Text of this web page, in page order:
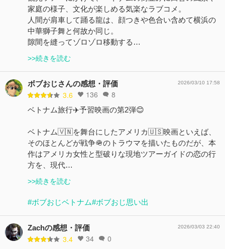
家庭の様子、文化が楽しめる気楽なラブコメ。
人間が肩車して踊る龍は、顔つきや色合い含めて横浜の
中華獅子舞と何故か同じ。
隙間を縫ってゾロゾロ移動する…
>>続きを読む
ボブおじさんの感想・評価
3.6 136 8
2026/03/10 17:58
ベトナム旅行✈️予習映画の第2弾😊
ベトナム🇻🇳を舞台にしたアメリカ🇺🇸映画といえば、
そのほとんどが戦争🪖のトラウマを描いたものだが、本
作はアメリカ女性と型破りな現地ツアーガイドの恋の行
方を、現代…
>>続きを読む
#ボブおじベトナム#ボブおじ思い出
Zachの感想・評価
3.4 34 0
2026/03/03 22:40